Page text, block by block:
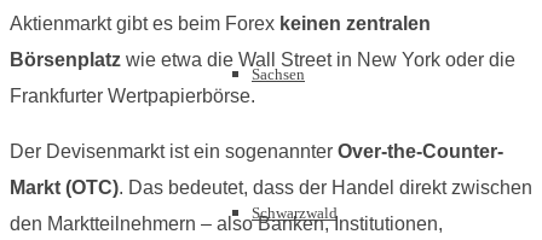
Sachsen
Schwarzwald
Aktienmarkt gibt es beim Forex keinen zentralen
Börsenplatz wie etwa die Wall Street in New York oder die
Frankfurter Wertpapierbörse.
Der Devisenmarkt ist ein sogenannter Over-the-Counter-
Markt (OTC). Das bedeutet, dass der Handel direkt zwischen
den Marktteilnehmern – also Banken, Institutionen,